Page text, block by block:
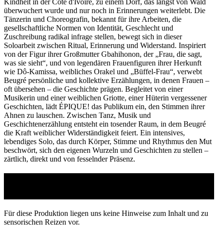
überwuchert wurde und nur noch in Erinnerungen weiterlebt. Die
Tänzerin und Choreografin, bekannt für ihre Arbeiten, die
gesellschaftliche Normen von Identität, Geschlecht und
Zuschreibung radikal infrage stellen, bewegt sich in dieser
Soloarbeit zwischen Ritual, Erinnerung und Widerstand. Inspiriert
von der Figur ihrer Großmutter Gbahihonon, der „Frau, die sagt,
was sie sieht“, und von legendären Frauenfiguren ihrer Herkunft
wie Dô-Kamissa, weibliches Orakel und „Büffel-Frau“, verwebt
Beugré persönliche und kollektive Erzählungen, in denen Frauen –
oft übersehen – die Geschichte prägen. Begleitet von einer
Musikerin und einer weiblichen Griotte, einer Hüterin vergessener
Geschichten, lädt ÉPIQUE! das Publikum ein, den Stimmen ihrer
Ahnen zu lauschen. Zwischen Tanz, Musik und
Geschichtenerzählung entsteht ein tosender Raum, in dem Beugré
die Kraft weiblicher Widerständigkeit feiert. Ein intensives,
lebendiges Solo, das durch Körper, Stimme und Rhythmus den Mut
beschwört, sich den eigenen Wurzeln und Geschichten zu stellen –
zärtlich, direkt und von fesselnder Präsenz.
Für diese Produktion liegen uns keine Hinweise zum Inhalt und zu
sensorischen Reizen vor.